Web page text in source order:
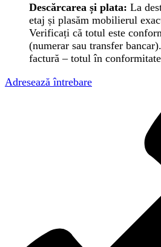
Descărcarea și plata: La
etaj și plasăm mobilierul
Verificați că totul este
(numerar sau transfer
factură – totul în
Adresează întrebare